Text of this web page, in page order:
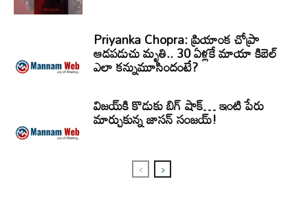
Priyanka Chopra: ప్రియాంక చోప్రా
ఆడపడుచు మృతి.. 30 ఏళ్లకే మాయా కిబెల్
ఎలా కన్నుమూసిందంటే?
విజయ్‌కి కొడుకు బిగ్ షాక్… ఇంటి పేరు
మార్చుకున్న జాసన్ సంజయ్!